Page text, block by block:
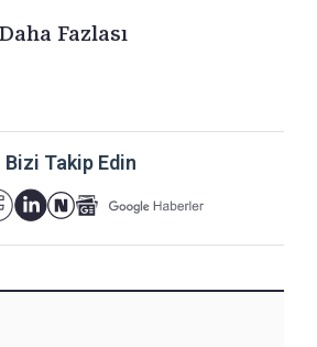
Fazlası
Bizi Takip Edin